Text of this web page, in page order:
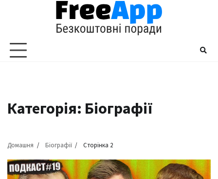
Категорія: Біографії
Домашня Біографії Сторінка 2